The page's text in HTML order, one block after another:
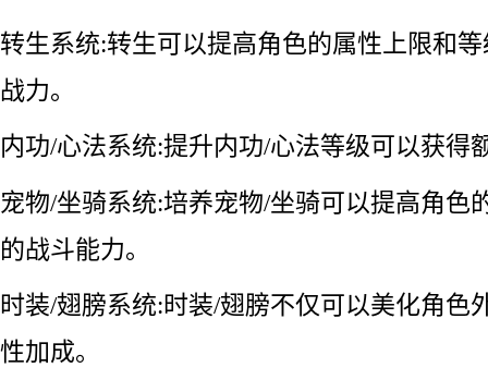
转生系统:转生可以提高角色的属性上限和
战力。
内功/心法系统:提升内功/心法等级可以获得
宠物/坐骑系统:培养宠物/坐骑可以提高角色
的战斗能力。
时装/翅膀系统:时装/翅膀不仅可以美化角色
性加成。